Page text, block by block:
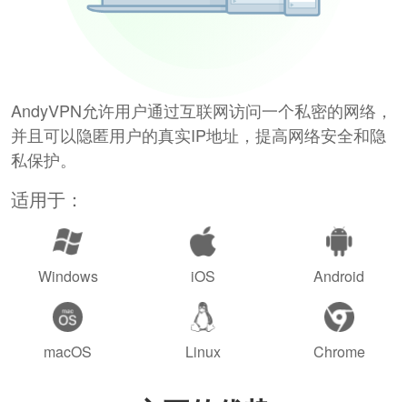
AndyVPN允许用户通过互联网访问一个私密的网络，
并且可以隐匿用户的真实IP地址，提高网络安全和隐
私保护。
适用于：
Windows iOS Android
macOS Linux Chrome